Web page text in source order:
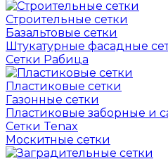
Строительные сетки
Базальтовые сетки
Штукатурные фасадные
Сетки Рабица
Пластиковые сетки
Газонные сетки
Пластиковые заборные и
Сетки Tenax
Москитные сетки